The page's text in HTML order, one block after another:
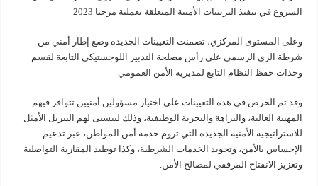
الشروع في تنفيذ الترتيبات الأمنية المتعلقة بعملية مرحبا 2023
وعلى المستوى المركزي، تضمنت التعيينات الجديدة وضع إطار أمني من
شرطة الزي الرسمي على رأس مصلحة التدبير اللوجستيكي التابعة لقسم
وحدات حفظ النظام التابع لمديرية الأمن العمومي
وقد تم الحرص في هذه التعيينات على اختيار مسؤولين أمنيين تتوافر فيهم
المهنية العالية، والنزاهة والتجربة الوظيفية، وذلك ليتسنى لهم التنزيل الأمثل
للاستراتيجية الأمنية الجديدة التي تروم خدمة أمن المواطن، عبر تدعيم
الإحساس بالأمن، وتجويد الخدمات الشرطية، وكذا توطيد المقاربة التواصلية
وتعزيز الانفتاح المرفقي لمصالح الأمن.